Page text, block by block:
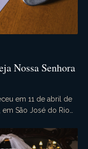
Nossa Senhora
em 11 de abril de
em São José do Rio